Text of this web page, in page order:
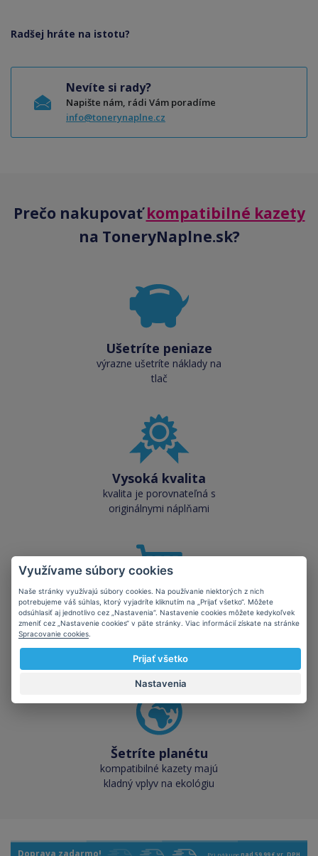
Radšej hráte na istotu?
Nevíte si rady?
Napište nám, rádi Vám poradíme
info@tonerynaplne.cz
Prečo nakupovaťkompatibilné kazety
na ToneryNaplne.sk?
Ušetríte peniaze
výrazne ušetríte náklady na
tlač
Vysoká kvalita
kvalita je porovnateľná s
originálnymi náplňami
Skladom takmer
všetko
zásob pre okamžitý odber
Šetríte planétu
kompatibilné kazety majú
kladný vplyv na ekológiu
Pri nákupe nad 59,99 € vr. DPH
Využívame súbory cookies
Naše stránky využívajú súbory cookies. Na používanie niektorých z nich
potrebujeme váš súhlas, ktorý vyjadríte kliknutím na „Prijať všetko“. Môžete
odsúhlasiť aj jednotlivo cez „Nastavenia“. Nastavenie cookies môžete kedykoľvek
zmeniť cez „Nastavenie cookies“ v päte stránky. Viac informácií získate na stránke
Spracovanie cookies
Prijať všetko
Nastavenia